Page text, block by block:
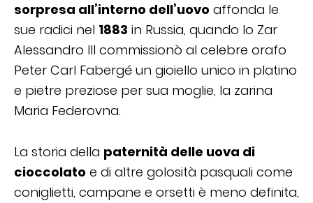
sorpresa all’interno dell’uovo affonda le
sue radici nel 1883 in Russia, quando lo Zar
Alessandro III commissionò al celebre orafo
Peter Carl Fabergé un gioiello unico in platino
e pietre preziose per sua moglie, la zarina
Maria Federovna.
La storia della paternità delle uova di
cioccolato e di altre golosità pasquali come
coniglietti, campane e orsetti è meno definita,